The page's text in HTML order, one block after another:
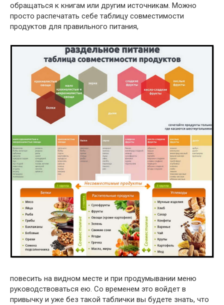
обращаться к книгам или другим источникам. Можно
просто распечатать себе таблицу совместимости
продуктов для правильного питания,
повесить на видном месте и при продумывании меню
руководствоваться ею. Со временем это войдет в
привычку и уже без такой таблички вы будете знать, что